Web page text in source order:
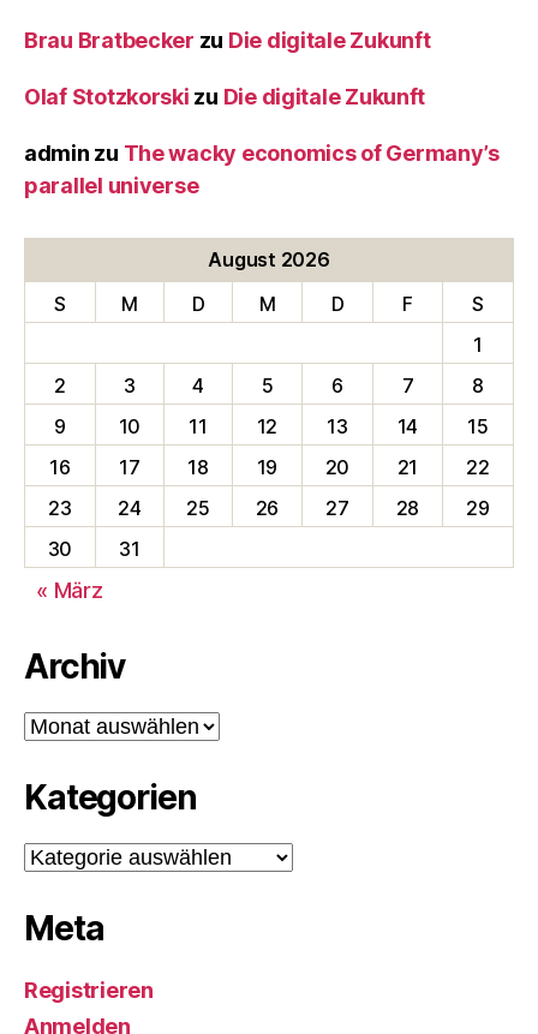
Brau Bratbecker zu Die digitale Zukunft
Olaf Stotzkorski zu Die digitale Zukunft
admin zu The wacky economics of Germany’s
parallel universe
August 2026
S
M D M D F
S
1
2
3 4 5 6 7
8
9
10 11 12 13 14
15
16
17 18 19 20 21
22
23
24 25 26 27 28
29
30
31
« März
Archiv
Archiv
Kategorien
Kategorien
Meta
Registrieren
Anmelden